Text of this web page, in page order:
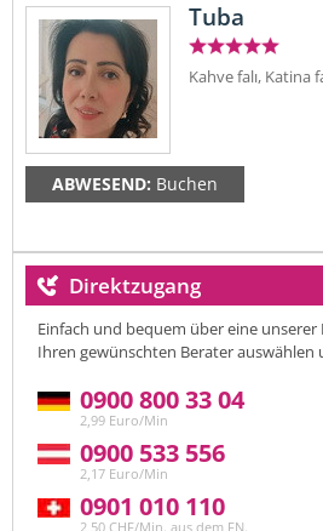
Tuba
Kahve falı, Katina
ABWESEND: Buchen
Direktzugang
Einfach und bequem über eine
Ihren gewünschten Berater auswählen
0900 800 33 04
2,99 Euro/Min
0900 533 556
2,17 Euro/Min
0901 010 110
2,50 CHF/Min. aus dem FN.